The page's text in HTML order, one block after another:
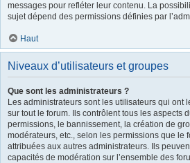
messages pour refléter leur contenu. La
sujet dépend des permissions définies par
Haut
Niveaux d’utilisateurs et groupes
Que sont les administrateurs ?
Les administrateurs sont les utilisateurs qui ont
sur tout le forum. Ils contrôlent tous les aspects
permissions, le bannissement, la création de
modérateurs, etc., selon les permissions que le
attribuées aux autres administrateurs. Ils
capacités de modération sur l’ensemble des